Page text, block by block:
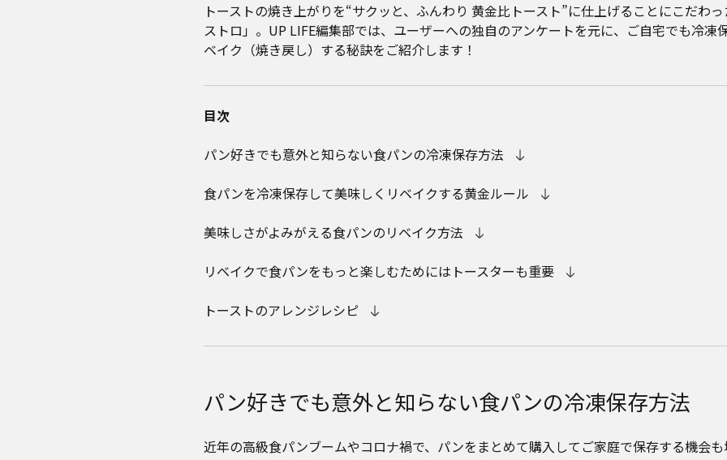
トーストの焼き上がりを“サクッと、ふんわり 黄金比トースト”に仕上げることにこだわ
ストロ」。UP LIFE編集部では、ユーザーへの独自のアンケートを元に、ご自宅でも冷凍
ベイク（焼き戻し）する秘訣をご紹介します！
目次
パン好きでも意外と知らない食パンの冷凍保存方法
食パンを冷凍保存して美味しくリベイクする黄金ルール
美味しさがよみがえる食パンのリベイク方法
リベイクで食パンをもっと楽しむためにはトースターも重要
トーストのアレンジレシピ
パン好きでも意外と知らない食パンの冷凍保存方法
近年の高級食パンブームやコロナ禍で、パンをまとめて購入してご家庭で保存する機会